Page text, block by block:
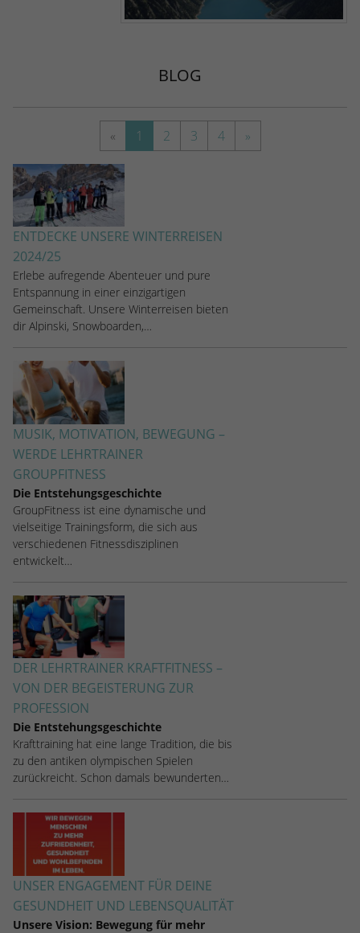
BLOG
« 1 2 3 4 »
ENTDECKE UNSERE WINTERREISEN
2024/25
Erlebe aufregende Abenteuer und pure
Entspannung in einer einzigartigen
Gemeinschaft. Unsere Winterreisen bieten
dir Alpinski, Snowboarden,…
MUSIK, MOTIVATION, BEWEGUNG –
WERDE LEHRTRAINER
GROUPFITNESS
Die Entstehungsgeschichte
GroupFitness ist eine dynamische und
vielseitige Trainingsform, die sich aus
verschiedenen Fitnessdisziplinen
entwickelt…
DER LEHRTRAINER KRAFTFITNESS –
VON DER BEGEISTERUNG ZUR
PROFESSION
Die Entstehungsgeschichte
Krafttraining hat eine lange Tradition, die bis
zu den antiken olympischen Spielen
zurückreicht. Schon damals bewunderten…
UNSER ENGAGEMENT FÜR DEINE
GESUNDHEIT UND LEBENSQUALITÄT
Unsere Vision: Bewegung für mehr
stammen, und die Seiten in anonymisierter
Form.
_dc_gtm_UA-53600496-1
1 Minute
Zweck
Dieser Cookie identifiziert die Besucher
nach Alter, Geschlecht oder Interessen
und nutzt dazu den DoubleClick des
Google Tag Manager, um die gezielte